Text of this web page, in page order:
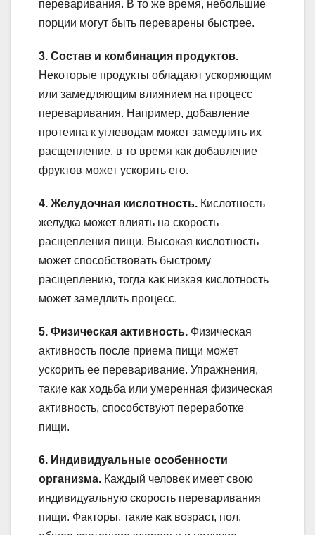
переваривания. В то же время, небольшие
порции могут быть переварены быстрее.
3. Состав и комбинация продуктов.
Некоторые продукты обладают ускоряющим
или замедляющим влиянием на процесс
переваривания. Например, добавление
протеина к углеводам может замедлить их
расщепление, в то время как добавление
фруктов может ускорить его.
4. Желудочная кислотность. Кислотность
желудка может влиять на скорость
расщепления пищи. Высокая кислотность
может способствовать быстрому
расщеплению, тогда как низкая кислотность
может замедлить процесс.
5. Физическая активность. Физическая
активность после приема пищи может
ускорить ее переваривание. Упражнения,
такие как ходьба или умеренная физическая
активность, способствуют переработке
пищи.
6. Индивидуальные особенности
организма. Каждый человек имеет свою
индивидуальную скорость переваривания
пищи. Факторы, такие как возраст, пол,